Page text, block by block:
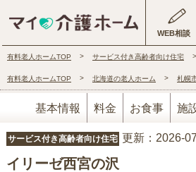
WEB相談
有料老人ホームTOP サービス付き高齢者向け住宅
有料老人ホームTOP 北海道の老人ホーム 札幌
基本情報 料金 お食事 施
サービス付き高齢者向け住宅 更新：2026-
イリーゼ西宮の沢